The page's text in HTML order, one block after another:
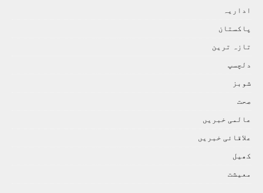
اداريہ
پاکستان
تازہ ترين
دلچسپ
شوبز
صحت
عالمی خبريں
علاقائی خبريں
کھيل
معيشت